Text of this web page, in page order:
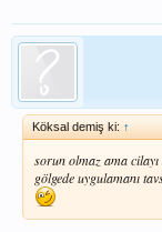
Köksal demiş ki: ↑
sorun olmaz ama
gölgede uygulamanı